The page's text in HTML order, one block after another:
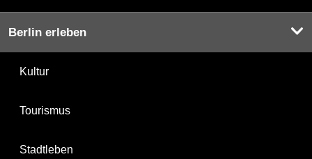
Berlin erleben
Kultur
Tourismus
Stadtleben